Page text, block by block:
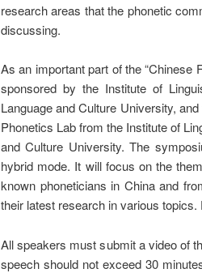
research areas that the phonetic
discussing.
As an important part of the
sponsored by the Institute of
Language and Culture University,
Phonetics Lab from the Institute of
and Culture University. The
hybrid mode. It will focus on the
known phoneticians in China and
their latest research in various
All speakers must submit a video of
speech should not exceed 30